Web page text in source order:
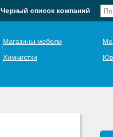
Черный список компаний
Магазины мебели
Химчистки